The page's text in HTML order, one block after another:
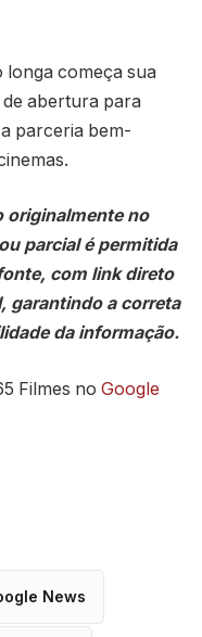
longa começa sua
abertura para
parceria bem-
originalmente no
parcial é permitida
com link direto
garantindo a correta
da informação.
Filmes no Google
News